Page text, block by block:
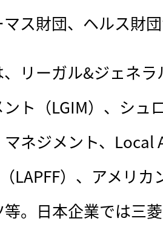
ス財団、ヘルス財
リーガル&ジェネラ
ント（LGIM）、シュ
マネジメント、
LAPFF）、アメリカ
。日本企業では三